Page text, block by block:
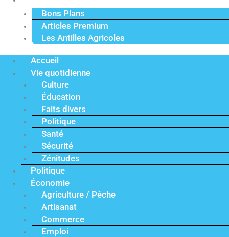
Bons Plans
Articles Premium
Les Antilles Agricoles
Accueil
Vie quotidienne
Culture
Éducation
Faits divers
Politique
Santé
Sécurité
Zénitudes
Politique
Économie
Agriculture / Pêche
Artisanat
Commerce
Emploi